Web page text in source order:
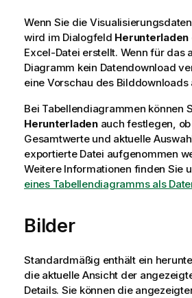
Wenn Sie die
wird im Dialogfeld Herunterladen
Excel-Datei erstellt. Wenn für das
Diagramm kein Datendownload
eine Vorschau des Bilddownloads
Bei Tabellendiagrammen können
Herunterladenauch festlegen,
Gesamtwerte und aktuelle
exportierte Datei aufgenommen
Weitere Informationen finden Sie
eines Tabellendiagramms als
Bilder
Standardmäßig enthält ein
die aktuelle Ansicht der
Details. Sie können die